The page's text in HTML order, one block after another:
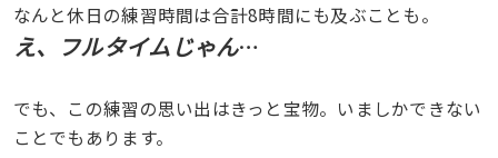
なんと休日の練習時間は合計8時間にも及ぶことも。
え、フルタイムじゃん…
でも、この練習の思い出はきっと宝物。いましかできない
ことでもあります。